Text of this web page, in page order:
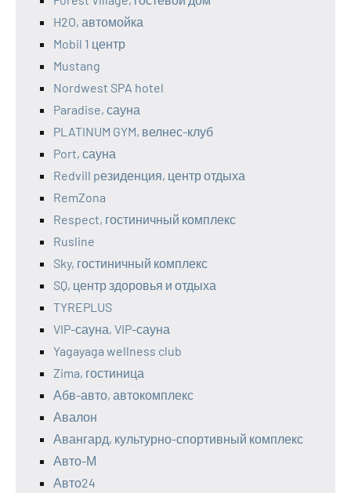
H2O, автомойка
Mobil 1 центр
Mustang
Nordwest SPA hotel
Paradise, сауна
PLATINUM GYM, велнес-клуб
Port, сауна
Redvill pезиденция, центр отдыха
RemZona
Respect, гостиничный комплекс
Rusline
Sky, гостиничный комплекс
SQ, центр здоровья и отдыха
TYREPLUS
VIP-сауна, VIP-сауна
Yagayaga wellness club
Zima, гостиница
Абв-авто, автокомплекс
Авалон
Авангард, культурно-спортивный комплекс
Авто-М
Авто24